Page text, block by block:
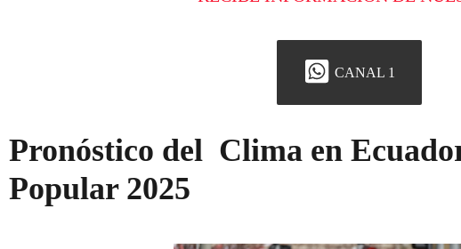
CANAL 1
Pronóstico del Clima en
Popular 2025